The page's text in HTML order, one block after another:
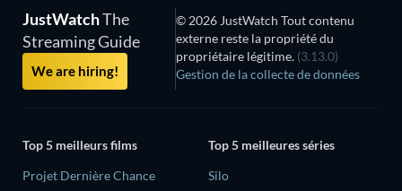
JustWatchThe
Streaming Guide
We are hiring!
© 2026 JustWatch Tout contenu
externe reste la propriété du
propriétaire légitime. (3.13.0)
Gestion de la collecte de données
Top 5 meilleurs films
Projet Dernière Chance
Top 5 meilleures séries
Silo